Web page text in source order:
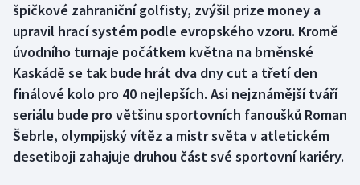
Curling
Dostihy
Florbal
Futsal
špičkové zahraniční golfisty, zvýšil prize money a
upravil hrací systém podle evropského vzoru. Kromě
úvodního turnaje počátkem května na brněnské
Kaskádě se tak bude hrát dva dny cut a třetí den
finálové kolo pro 40 nejlepších. Asi nejznámější tváří
seriálu bude pro většinu sportovních fanoušků Roman
Šebrle, olympijský vítěz a mistr světa v atletickém
desetiboji zahajuje druhou část své sportovní kariéry.